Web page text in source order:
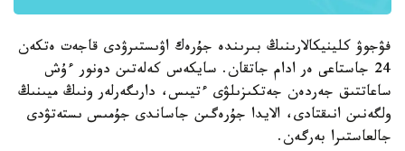
فۋجوۋ كلينيكالارىنىڭ بىرىندە جۇرەك اۋىستىرۋدى قاجەت ەتكەن
24 جاستاعى ەر ادام جاتقان. سايكەس كەلەتىن دونور ءۇش
ساعاتتىق جەردەن جەتكىزىلۋى ءتيىس، دارىگەرلەر ونىڭ ميىنىڭ
ولگەنىن انىقتادى، الايدا جۇرەگىن جاساندى جۇمىس ىستەتۋدى
جالعاستىرا بەرگەن.